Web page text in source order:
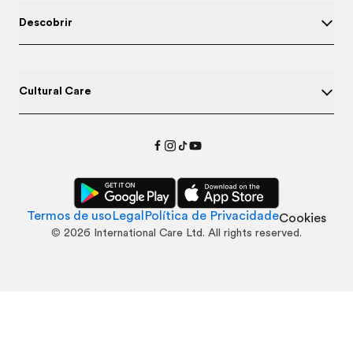
Descobrir
Cultural Care
Termos de usoLegal Política de PrivacidadeCookies
© 2026 International Care Ltd. All rights reserved.